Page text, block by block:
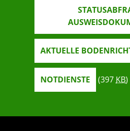
AKTUELLE
NOTDIENSTE (397 KB)